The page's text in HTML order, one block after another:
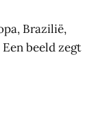
Brazilië,
beeld zegt